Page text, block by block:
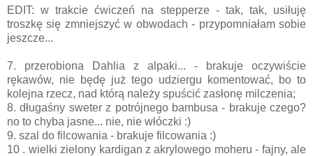
EDIT: w trakcie ćwiczeń na stepperze - tak, tak, usiłuję
troszkę się zmniejszyć w obwodach - przypomniałam sobie
jeszcze...
7. przerobiona Dahlia z alpaki... - brakuje oczywiście
rękawów, nie będę już tego udziergu komentować, bo to
kolejna rzecz, nad którą należy spuścić zasłonę milczenia;
8. długaśny sweter z potrójnego bambusa - brakuje czego?
no to chyba jasne... nie, nie włóczki :)
9. szal do filcowania - brakuje filcowania :)
10 . wielki zielony kardigan z akrylowego moheru - fajny, ale